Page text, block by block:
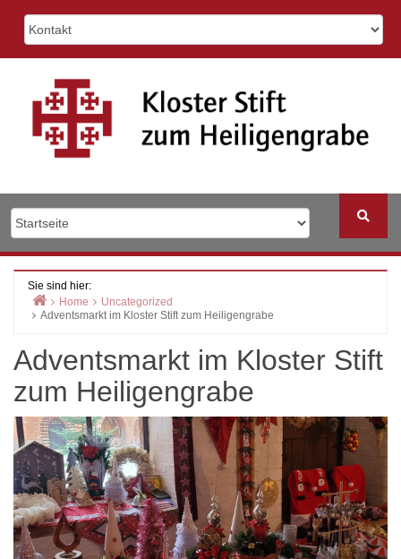
Sie sind hier:
Home
Uncategorized
Adventsmarkt im Kloster Stift zum Heiligengrabe
Adventsmarkt im Kloster Stift
zum Heiligengrabe